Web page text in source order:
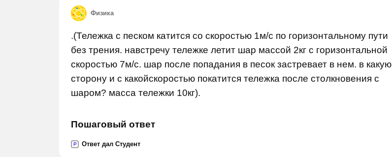
Физика
.(Тележка с песком катится со скоростью 1м/с по горизонтальному пути
без трения. навстречу тележке летит шар массой 2кг с горизонтальной
скоростью 7м/с. шар после попадания в песок застревает в нем. в какую
сторону и с какойскоростью покатится тележка после столкновения с
шаром? масса тележки 10кг).
Пошаговый ответ
P Ответ дал Студент